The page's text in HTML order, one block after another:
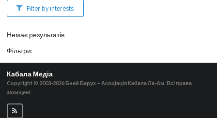
Filter by interests
Немає результатів
Фільтри:
Кабала Медіа
Copyright © 2003-2026 Бней Барух – Асоціація Кабала Ла-Ам, Всі права
захищені